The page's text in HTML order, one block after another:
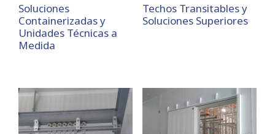
Soluciones
Containerizadas y
Unidades Técnicas a
Medida
Techos Transitables y
Soluciones Superiores